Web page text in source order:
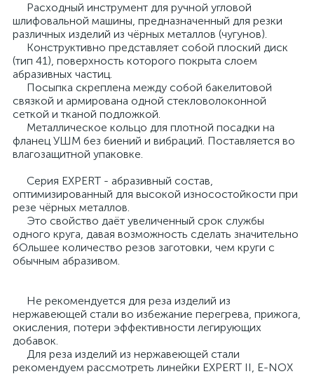
Расходный инструмент для ручной угловой
шлифовальной машины, предназначенный для резки
различных изделий из чёрных металлов (чугунов).
Конструктивно представляет собой плоский диск
(тип 41), поверхность которого покрыта слоем
абразивных частиц.
Посыпка скреплена между собой бакелитовой
связкой и армирована одной стекловолоконной
сеткой и тканой подложкой.
Металлическое кольцо для плотной посадки на
фланец УШМ без биений и вибраций. Поставляется во
влагозащитной упаковке.
Серия EXPERT - абразивный состав,
оптимизированный для высокой износостойкости при
резе чёрных металлов.
Это свойство даёт увеличенный срок службы
одного круга, давая возможность сделать значительно
бОльшее количество резов заготовки, чем круги с
обычным абразивом.
Не рекомендуется для реза изделий из
нержавеющей стали во избежание перегрева, прижога,
окисления, потери эффективности легирующих
добавок.
Для реза изделий из нержавеющей стали
рекомендуем рассмотреть линейки EXPERT II, E-NOX